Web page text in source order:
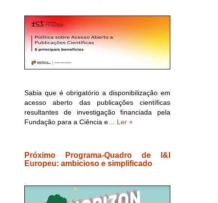
Sabia que é obrigatório a disponibilização em
acesso aberto das publicações científicas
resultantes de investigação financiada pela
Fundação para a Ciência e… Ler +
Próximo Programa-Quadro de I&I
Europeu: ambicioso e simplificado